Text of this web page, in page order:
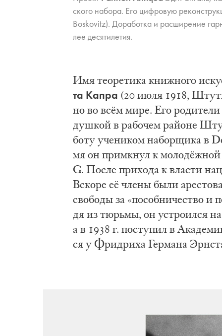
ско­го на­бо­ра. Его циф­ро­вую
Boskovitz). До­ра­бот­ка и рас­ши­ре­ние
лее де­ся­ти­ле­тия.
Имя те­о­ре­ти­ка книж­но­го
та Ка­пра (20 июля 1918,
но во всём ми­ре. Его
душ­кой в ра­бо­чем рай­о­не
бо­ту уче­ни­ком на­бор­щи­ка в
мя он при­мкнул к мо­ло­дёж­ной
G. По­сле при­хо­да к вла­сти
Вско­ре её чле­ны бы­ли
сво­бо­ды за «по­соб­ни­че­ство и
дя из тюрь­мы, он устро­ил­ся
а в 1938 г. по­сту­пил в
ся у Фри­дри­ха Гер­ма­на